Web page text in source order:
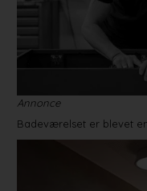
Annonce
Badeværelset er blevet